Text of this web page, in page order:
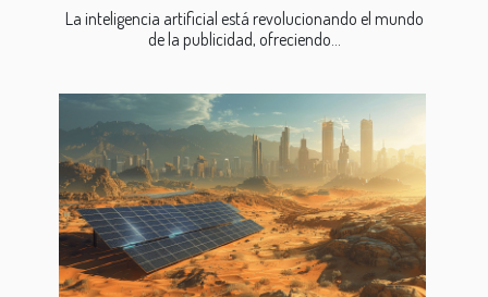
La inteligencia artificial está revolucionando el mundo
de la publicidad, ofreciendo...